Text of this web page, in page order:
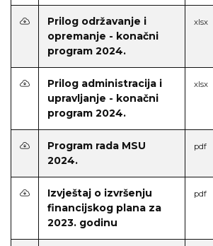
Prilog održavanje i
opremanje - konačni
program 2024.
xlsx
Prilog administracija i
upravljanje - konačni
program 2024.
xlsx
Program rada MSU
2024.
pdf
Izvještaj o izvršenju
financijskog plana za
2023. godinu
pdf